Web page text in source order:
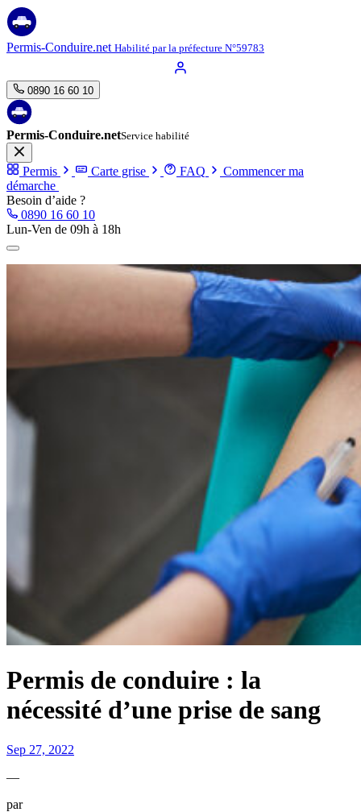
Aller
au
contenu
Permis-Conduire.net Habilité par la préfecture N°59783
0890 16 60 10
Permis-Conduire.netService habilité
Permis Carte grise FAQ
Commencer ma
démarche
Besoin d’aide ?
0890 16 60 10
Lun-Ven de 09h à 18h
Permis de conduire : la
nécessité d’une prise de sang
Sep 27, 2022
—
par